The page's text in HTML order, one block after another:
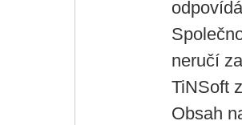
neručí
TiNSoft
Obsah